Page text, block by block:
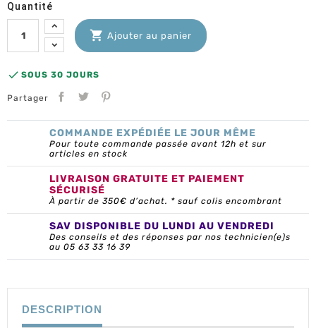
Quantité
 Ajouter au panier
 SOUS 30 JOURS
Partager
COMMANDE EXPÉDIÉE LE JOUR MÊME
Pour toute commande passée avant 12h et sur
articles en stock
LIVRAISON GRATUITE ET PAIEMENT
SÉCURISÉ
À partir de 350€ d’achat. * sauf colis encombrant
SAV DISPONIBLE DU LUNDI AU VENDREDI
Des conseils et des réponses par nos technicien(e)s
au 05 63 33 16 39
DESCRIPTION